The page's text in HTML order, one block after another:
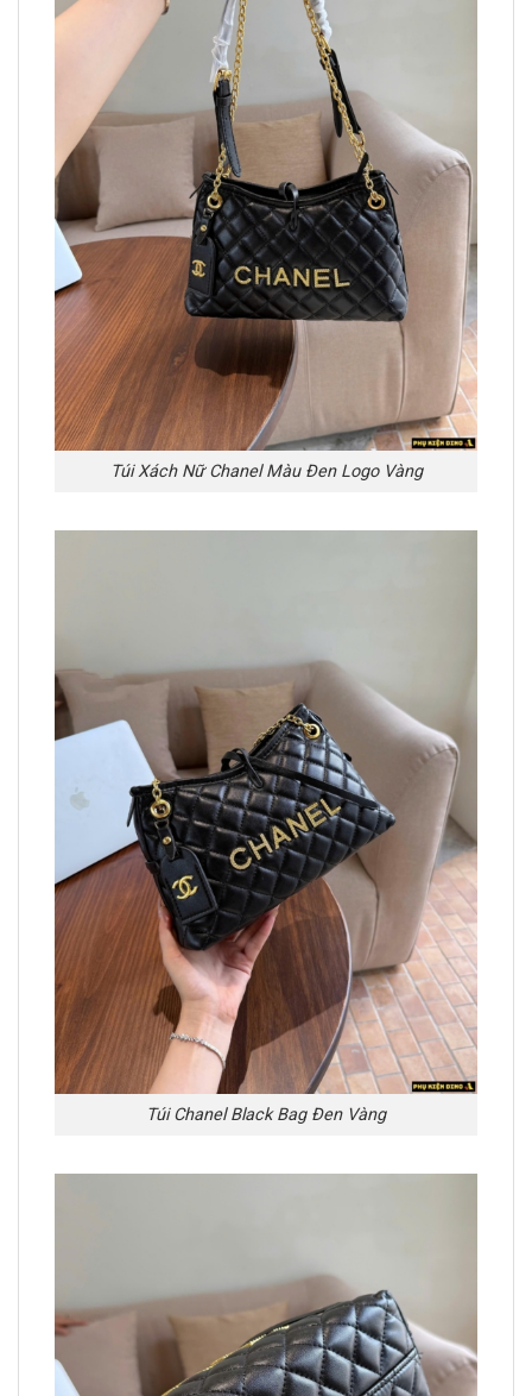
Túi Xách Nữ Chanel Màu Đen Logo Vàng
Túi Chanel Black Bag Đen Vàng